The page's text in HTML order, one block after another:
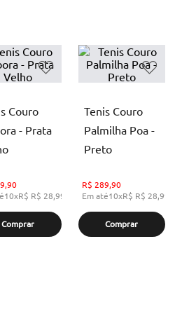
Couro
- Prata
10xR$ R$ 28,99 sem juros
Comprar
Tenis Couro
Palmilha Poa -
Preto
R$ 289,90
Em até10xR$ R$ 28,99
Comprar